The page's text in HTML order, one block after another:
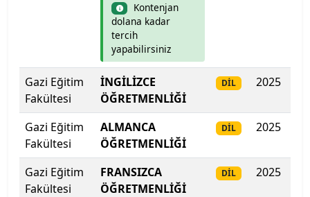
Kahramanmaraş Sütçü İmam Üniversitesi
Kapadokya Üniversitesi
Kapadokya Üniversitesi
Karabük Üniversitesi
Karadeniz Teknik Üniversitesi
Karamanoğlu Mehmetbey Üniversitesi
Kontenjan
dolana kadar
tercih
yapabilirsiniz
Gazi Eğitim
Fakültesi
İNGİLİZCE
ÖĞRETMENLİĞİ
DİL 2025
Gazi Eğitim
Fakültesi
ALMANCA
ÖĞRETMENLİĞİ
DİL 2025
Gazi Eğitim
Fakültesi
FRANSIZCA
ÖĞRETMENLİĞİ
DİL 2025